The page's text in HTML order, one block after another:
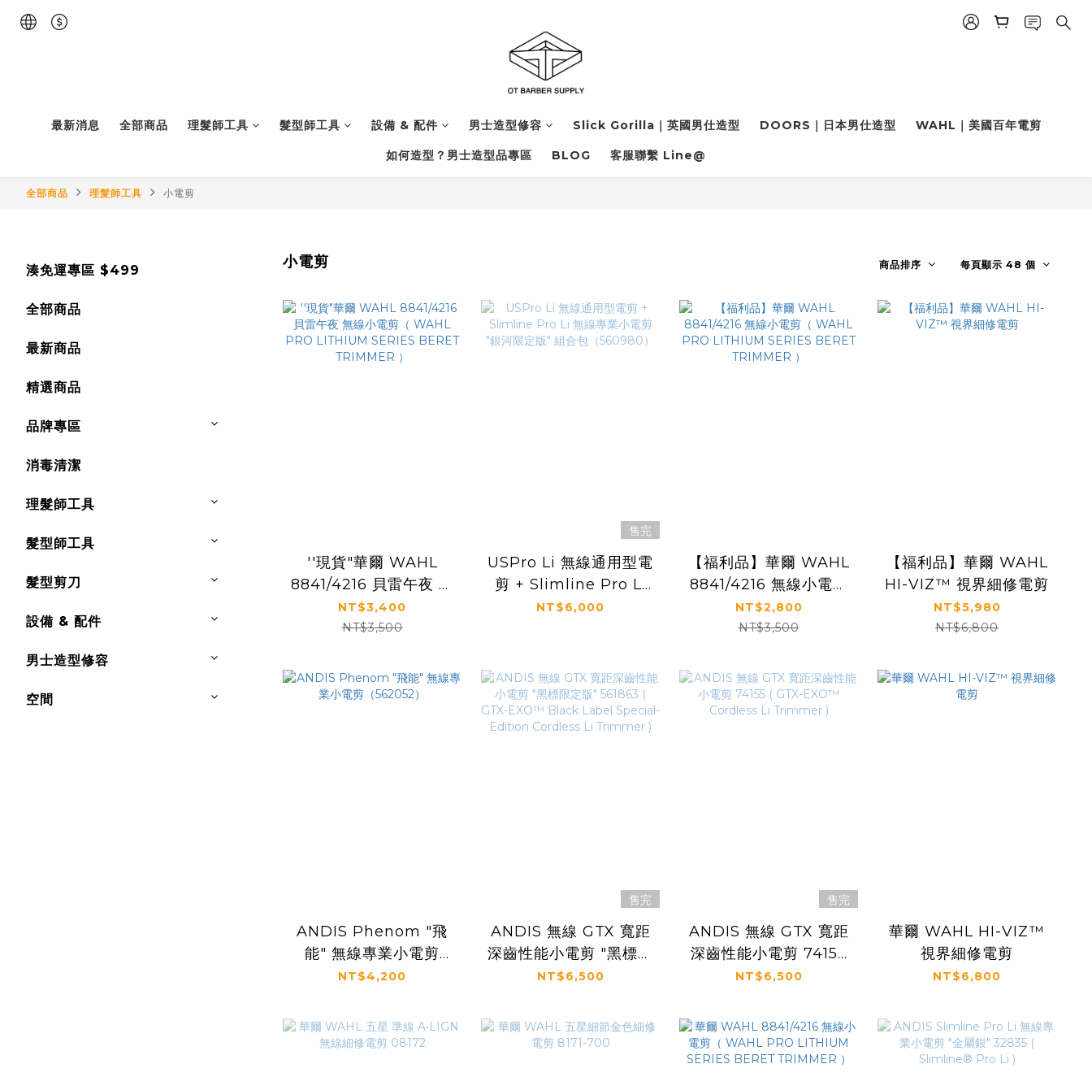
最新消息 全部商品 理髮師工具 髮型師工具 設備 & 配件 男士造型修容 Slick Gorilla｜英國男仕造型 DOORS｜日本男仕造型 WAHL｜美國百年電剪
如何造型？男士造型品專區 BLOG 客服聯繫 Line@
全部商品 理髮師工具 小電剪
湊免運專區 $499
全部商品
最新商品
精選商品
品牌專區
消毒清潔
理髮師工具
髮型師工具
髮型剪刀
設備 & 配件
男士造型修容
空間
小電剪 商品排序 每頁顯示 48 個
''現貨"華爾 WAHL
8841/4216 貝雷午夜 無
線小電剪（ WAHL
PRO LITHIUM
TRIMMER ）
NT$3,400
NT$3,500
售完
USPro Li 無線通用型電
剪 + Slimline Pro Li
無線專業小電剪 "銀河限
NT$6,000
【福利品】華爾 WAHL
8841/4216 無線小電剪
（ WAHL PRO
LITHIUM SERIES
NT$2,800
NT$3,500
【福利品】華爾 WAHL
HI-VIZ™ 視界細修電剪
NT$5,980
NT$6,800
ANDIS Phenom "飛
能" 無線專業小電剪
（562052）
NT$4,200
售完
ANDIS 無線 GTX 寬距
深齒性能小電剪 "黑標限
定版" 561863 ( GTX-
Special-Edition
Cordless Li Trimmer
NT$6,500
售完
ANDIS 無線 GTX 寬距
深齒性能小電剪 74155
( GTX-EXO™
)
NT$6,500
華爾 WAHL HI-VIZ™
視界細修電剪
NT$6,800